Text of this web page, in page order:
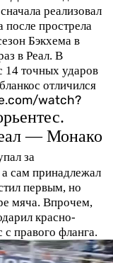
реализовал
после прострела
Бэкхема в
в Реал. В
14 точных ударов
отличился
watch?
— Монако
за
сам принадлежал
первым, но
мяча. Впрочем,
красно-
правого фланга.